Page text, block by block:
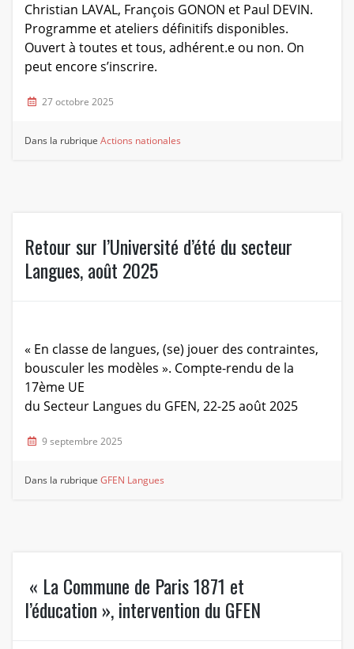
Christian LAVAL, François GONON et Paul DEVIN.
Programme et ateliers définitifs disponibles.
Ouvert à toutes et tous, adhérent.e ou non. On
peut encore s’inscrire.
27 octobre 2025
Dans la rubriqueActions nationales
Retour sur l’Université d’été du secteur
Langues, août 2025
« En classe de langues, (se) jouer des contraintes,
bousculer les modèles ». Compte-rendu de la
17ème UE
du Secteur Langues du GFEN, 22-25 août 2025
9 septembre 2025
Dans la rubriqueGFEN Langues
« La Commune de Paris 1871 et
l’éducation », intervention du GFEN